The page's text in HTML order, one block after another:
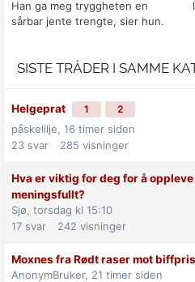
Han ga meg tryggheten en
sårbar jente trengte, sier hun.
SISTE TRÅDER I SAMME
Helgeprat 1 2
påskelilje, 16 timer siden
23 svar 285 visninger
Hva er viktig for deg for å
meningsfullt?
Sjø, torsdag kl 15:10
17 svar 242 visninger
Moxnes fra Rødt raser mot
AnonymBruker, 21 timer siden